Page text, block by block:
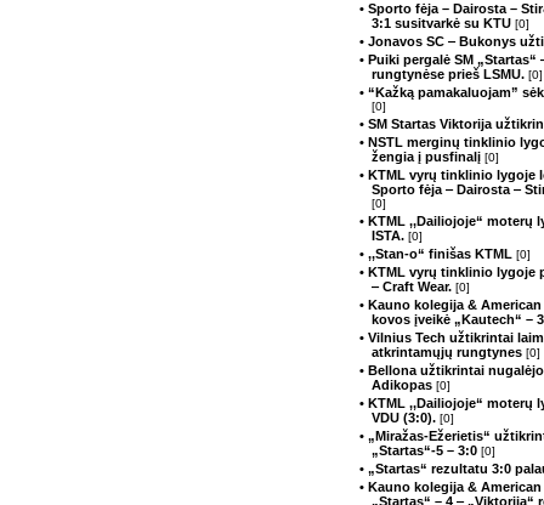
• Sporto fėja – Dairosta –
3:1 susitvarkė su KTU [0]
• Jonavos SC ‒ Bukonys
• Puiki pergalė SM
rungtynėse prieš LSMU. [0]
• “Kažką pamakaluojam”
[0]
• SM Startas Viktorija
• NSTL merginų tinklinio
žengia į pusfinalį [0]
• KTML vyrų tinklinio lygoje
Sporto fėja ‒ Dairosta ‒
[0]
• KTML ,,Dailiojoje“ moterų
ISTA. [0]
• ,,Stan-o“ finišas KTML [0]
• KTML vyrų tinklinio lygoje
‒ Craft Wear. [0]
• Kauno kolegija &
kovos įveikė „Kautech“ –
• Vilnius Tech užtikrintai
atkrintamųjų rungtynes [0]
• Bellona užtikrintai
Adikopas [0]
• KTML ,,Dailiojoje“ moterų
VDU (3:0). [0]
• „Miražas-Ežerietis“
„Startas“-5 – 3:0 [0]
• „Startas“ rezultatu 3:0
• Kauno kolegija & American
„Startas“ – 4 ‒ „Viktorija“